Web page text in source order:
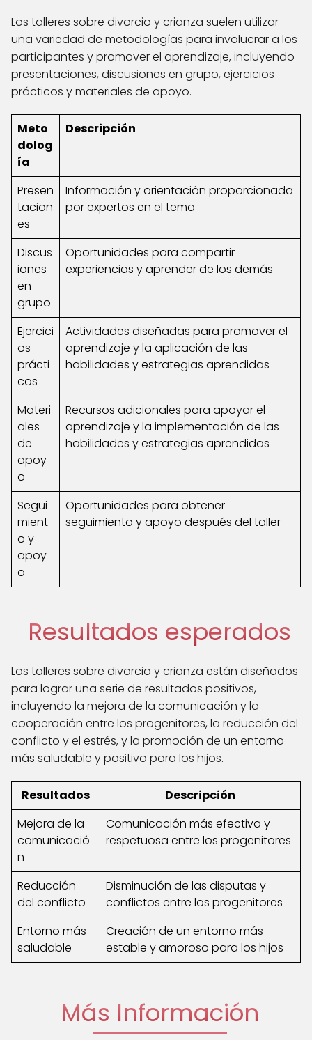
Los talleres sobre divorcio y crianza suelen utilizar
una variedad de metodologías para involucrar a los
participantes y promover el aprendizaje, incluyendo
presentaciones, discusiones en grupo, ejercicios
prácticos y materiales de apoyo.
Meto
dolog
ía
Descripción
Presen
tacion
es
Información y orientación proporcionada
por expertos en el tema
Discus
iones
en
grupo
Oportunidades para compartir
experiencias y aprender de los demás
Ejercici
os
prácti
cos
Actividades diseñadas para promover el
aprendizaje y la aplicación de las
habilidades y estrategias aprendidas
Materi
ales
de
apoy
o
Recursos adicionales para apoyar el
aprendizaje y la implementación de las
habilidades y estrategias aprendidas
Segui
mient
o y
apoy
o
Oportunidades para obtener
seguimiento y apoyo después del taller
Resultados esperados
Los talleres sobre divorcio y crianza están diseñados
para lograr una serie de resultados positivos,
incluyendo la mejora de la comunicación y la
cooperación entre los progenitores, la reducción del
conflicto y el estrés, y la promoción de un entorno
más saludable y positivo para los hijos.
Resultados
Descripción
Mejora de la
comunicació
n
Comunicación más efectiva y
respetuosa entre los progenitores
Reducción
del conflicto
Disminución de las disputas y
conflictos entre los progenitores
Entorno más
saludable
Creación de un entorno más
estable y amoroso para los hijos
Más Información